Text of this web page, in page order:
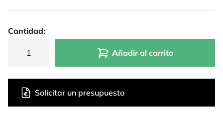
Cantidad:
Añadir al carrito
Solicitar un presupuesto